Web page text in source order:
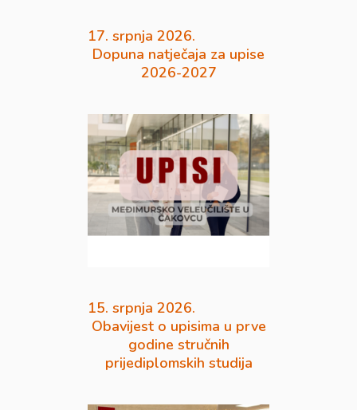
17. srpnja 2026.
Dopuna natječaja za upise
2026-2027
15. srpnja 2026.
Obavijest o upisima u prve
godine stručnih
prijediplomskih studija